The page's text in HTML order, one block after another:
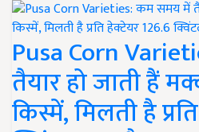
Pusa Corn
तैयार हो जाती हैं
किस्में, मिलती है